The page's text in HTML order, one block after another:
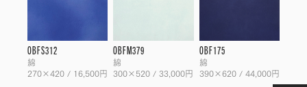
OBFS312
綿
270×420 / 16,500円
OBFM379
綿
300×520 / 33,000円
OBF175
綿
390×620 / 44,000円